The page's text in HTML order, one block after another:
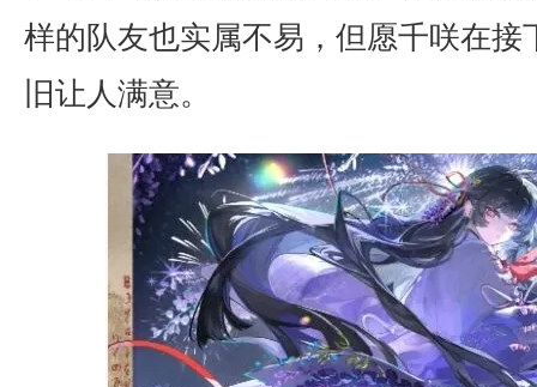
样的队友也实属不易，但愿千咲在接
旧让人满意。